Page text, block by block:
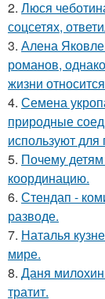
2. Люся
соцсетях,
3. Алена
романов,
жизни
4. Семена
природные
используют
5. Почему
координацию.
6. Стендап -
разводе.
7. Наталья
мире.
8. Даня
тратит.